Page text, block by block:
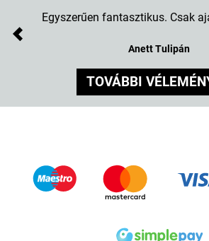
Egyszerűen fantasztikus. Csak
Anett Tulipán
Previous
TOVÁBBI